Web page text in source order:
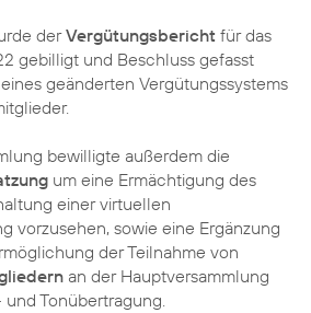
derVergütungsbericht für das
gebilligt und Beschluss gefasst
geänderten Vergütungssystems
bewilligte außerdem die
um eine Ermächtigung des
einer virtuellen
vorzusehen, sowie eine Ergänzung
der Teilnahme von
an der Hauptversammlung
Tonübertragung.